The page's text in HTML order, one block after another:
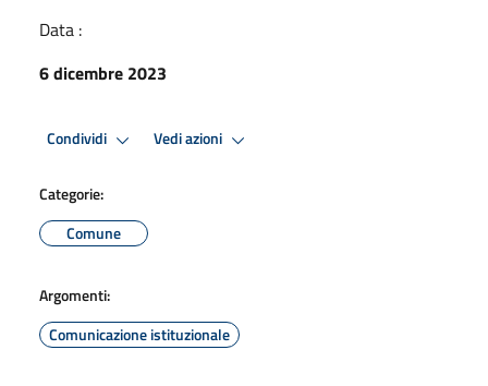
Data :
6 dicembre 2023
Condividi Vedi azioni
Categorie:
Comune
Argomenti:
Comunicazione istituzionale